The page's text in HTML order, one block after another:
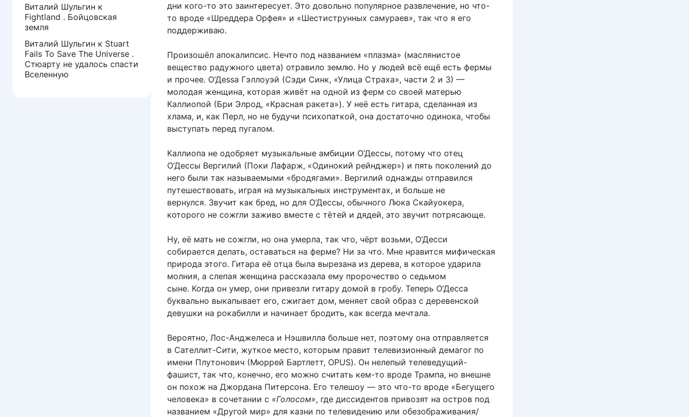
дни кого-то это заинтересует. Это довольно популярное развлечение, но что-
то вроде «Шреддера Орфея» и «Шестиструнных самураев», так что я его
поддерживаю.
Произошёл апокалипсис. Нечто под названием «плазма» (маслянистое
вещество радужного цвета) отравило землю. Но у людей всё ещё есть фермы
и прочее. О’Дessa Гэллоуэй (Сэди Синк, «Улица Страха», части 2 и 3) —
молодая женщина, которая живёт на одной из ферм со своей матерью
Каллиопой (Бри Элрод, «Красная ракета»). У неё есть гитара, сделанная из
хлама, и, как Перл, но не будучи психопаткой, она достаточно одинока, чтобы
выступать перед пугалом.
Каллиопа не одобряет музыкальные амбиции О’Дессы, потому что отец
О’Дессы Вергилий (Поки Лафарж, «Одинокий рейнджер») и пять поколений до
него были так называемыми «бродягами». Вергилий однажды отправился
путешествовать, играя на музыкальных инструментах, и больше не
вернулся. Звучит как бред, но для О’Дессы, обычного Люка Скайуокера,
которого не сожгли заживо вместе с тётей и дядей, это звучит потрясающе.
Ну, её мать не сожгли, но она умерла, так что, чёрт возьми, О’Десси
собирается делать, оставаться на ферме? Ни за что. Мне нравится мифическая
природа этого. Гитара её отца была вырезана из дерева, в которое ударила
молния, а слепая женщина рассказала ему пророчество о седьмом
сыне. Когда он умер, они привезли гитару домой в гробу. Теперь О’Десса
буквально выкапывает его, сжигает дом, меняет свой образ с деревенской
девушки на рокабилли и начинает бродить, как всегда мечтала.
Вероятно, Лос-Анджелеса и Нэшвилла больше нет, поэтому она отправляется
в Сателлит-Сити, жуткое место, которым правит телевизионный демагог по
имени Плутонович (Мюррей Бартлетт, OPUS). Он нелепый телеведущий-
фашист, так что, конечно, его можно считать кем-то вроде Трампа, но внешне
он похож на Джордана Питерсона. Его телешоу — это что-то вроде «Бегущего
человека» в сочетании с «Голосом», где диссидентов привозят на остров под
названием «Другой мир» для казни по телевидению или обезображивания/
Виталий Шульгин к
Fightland . Бойцовская
земля
Виталий Шульгин к Stuart
Fails To Save The Universe .
Стюарту не удалось спасти
Вселенную